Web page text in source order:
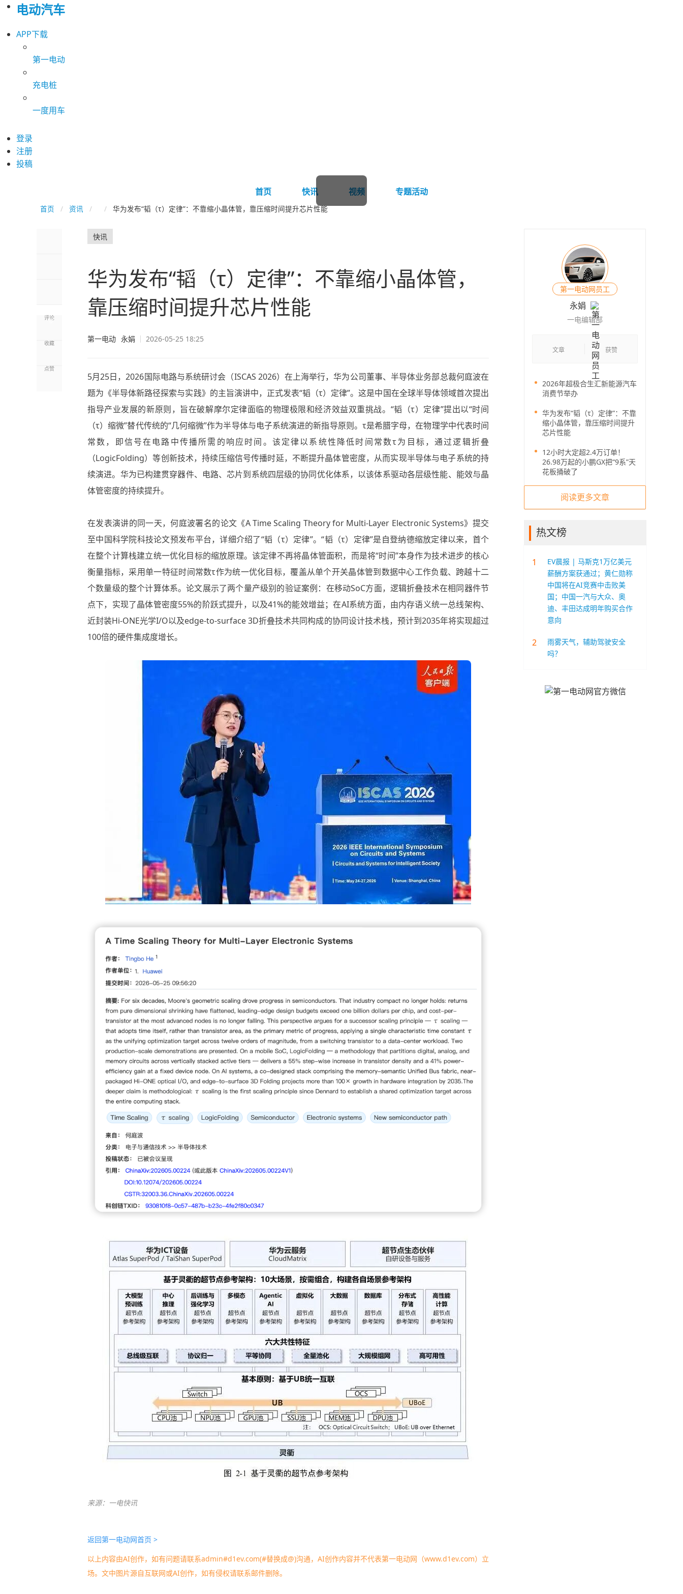
电动汽车
APP下载
第一电动
充电桩
一度用车
登录
注册
投稿
首页 快讯 视频 专题活动
首页 资讯 华为发布“韬（τ）定律”：不靠缩小晶体管，靠压缩时间提升芯片性能
0
评论
收藏
点赞
快讯
华为发布“韬（τ）定律”：不靠缩小晶体管，
靠压缩时间提升芯片性能
第一电动 永娟 2026-05-25 18:25
5月25日，2026国际电路与系统研讨会（ISCAS 2026）在上海举行，华为公司董事、半导体业务部总裁何庭波在
题为《半导体新路径探索与实践》的主旨演讲中，正式发表“韬（τ）定律”。这是中国在全球半导体领域首次提出
指导产业发展的新原则，旨在破解摩尔定律面临的物理极限和经济效益双重挑战。“韬（τ）定律”提出以“时间
（τ）缩微”替代传统的“几何缩微”作为半导体与电子系统演进的新指导原则。τ是希腊字母，在物理学中代表时间
常数，即信号在电路中传播所需的响应时间。该定律以系统性降低时间常数τ为目标，通过逻辑折叠
（LogicFolding）等创新技术，持续压缩信号传播时延，不断提升晶体管密度，从而实现半导体与电子系统的持
续演进。华为已构建贯穿器件、电路、芯片到系统四层级的协同优化体系，以该体系驱动各层级性能、能效与晶
体管密度的持续提升。
在发表演讲的同一天，何庭波署名的论文《A Time Scaling Theory for Multi-Layer Electronic Systems》提交
至中国科学院科技论文预发布平台，详细介绍了“韬（τ）定律”。“韬（τ）定律”是自登纳德缩放定律以来，首个
在整个计算栈建立统一优化目标的缩放原理。该定律不再将晶体管面积，而是将“时间”本身作为技术进步的核心
衡量指标，采用单一特征时间常数τ作为统一优化目标，覆盖从单个开关晶体管到数据中心工作负载、跨越十二
个数量级的整个计算体系。论文展示了两个量产级别的验证案例：在移动SoC方面，逻辑折叠技术在相同器件节
点下，实现了晶体管密度55%的阶跃式提升，以及41%的能效增益；在AI系统方面，由内存语义统一总线架构、
近封装Hi-ONE光学I/O以及edge-to-surface 3D折叠技术共同构成的协同设计技术栈，预计到2035年将实现超过
100倍的硬件集成度增长。
来源：一电快讯
返回第一电动网首页 >
以上内容由AI创作，如有问题请联系admin#d1ev.com(#替换成@)沟通，AI创作内容并不代表第一电动网（www.d1ev.com）立
场。文中图片源自互联网或AI创作，如有侵权请联系邮件删除。
第一电动网员工
永娟
一电编辑部
文章 获赞
2026年超极合生汇新能源汽车
消费节举办
华为发布“韬（τ）定律”：不靠
缩小晶体管，靠压缩时间提升
芯片性能
12小时大定超2.4万订单！
26.98万起的小鹏GX把“9系”天
花板捅破了
阅读更多文章
热文榜
1
EV晨报 | 马斯克1万亿美元
薪酬方案获通过；黄仁勋称
中国将在AI竞赛中击败美
国；中国一汽与大众、奥
迪、丰田达成明年购买合作
意向
2
雨雾天气，辅助驾驶安全
吗？